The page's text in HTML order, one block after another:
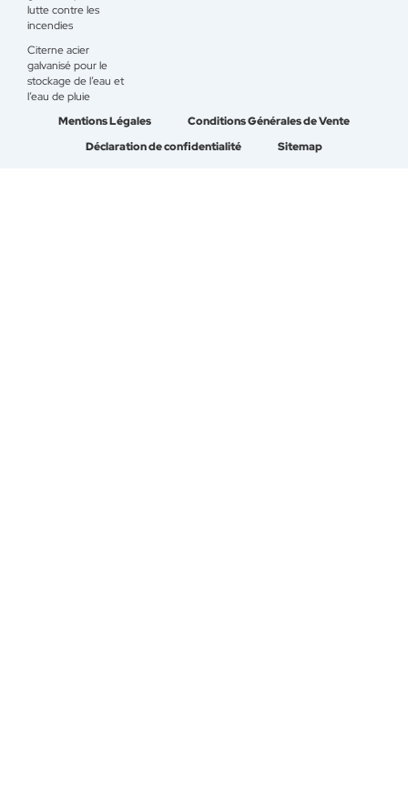
lutte contre les
incendies
Citerne acier
galvanisé pour le
stockage de l’eau et
l’eau de pluie
Mentions Légales
Conditions Générales de Vente
Déclaration de confidentialité
Sitemap